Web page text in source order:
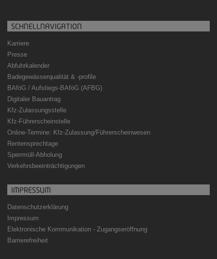
SCHNELLNAVIGATION
Karriere
Presse
Abfuhrkalender
Badegewässerqualität & -profile
BAföG / Aufstiegs-BAföG (AFBG)
Digitaler Bauantrag
Kfz-Zulassungsstelle
Kfz-Führerscheinstelle
Online-Termine: Kfz-Zulassung/Führerscheinwesen
Rentensprechtage
Sperrmüll-Abholung
Verkehrsbeeinträchtigungen
IMPRESSUM
Datenschutzerklärung
Impressum
Elektronische Kommunikation - Zugangseröffnung
Barrierefreiheit